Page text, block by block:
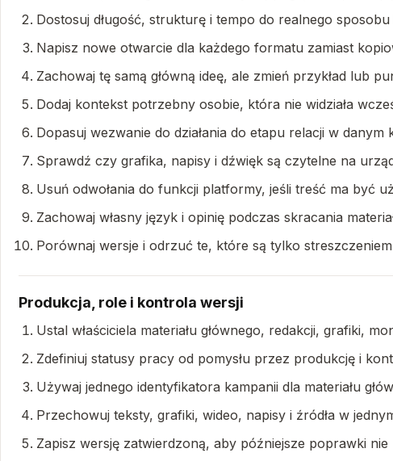
Dostosuj długość, strukturę i tempo do realnego
Napisz nowe otwarcie dla każdego formatu zamiast
Zachowaj tę samą główną ideę, ale zmień przykład lub
Dodaj kontekst potrzebny osobie, która nie widziała
Dopasuj wezwanie do działania do etapu relacji w danym
Sprawdź czy grafika, napisy i dźwięk są czytelne na
Usuń odwołania do funkcji platformy, jeśli treść ma być
Zachowaj własny język i opinię podczas skracania
Porównaj wersje i odrzuć te, które są tylko
Produkcja, role i kontrola wersji
Ustal właściciela materiału głównego, redakcji, grafiki,
Zdefiniuj statusy pracy od pomysłu przez produkcję i
Używaj jednego identyfikatora kampanii dla materiału
Przechowuj teksty, grafiki, wideo, napisy i źródła w
Zapisz wersję zatwierdzoną, aby późniejsze poprawki nie